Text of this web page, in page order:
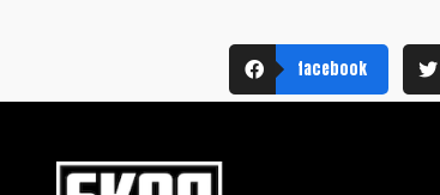
facebook